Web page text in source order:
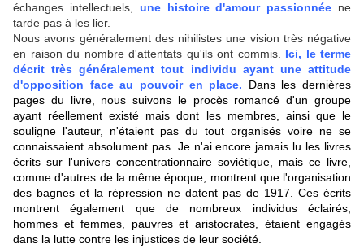
échanges intellectuels, une histoire d'amour passionnée ne
tarde pas à les lier.
Nous avons généralement des nihilistes une vision très négative
en raison du nombre d'attentats qu'ils ont commis. Ici, le terme
décrit très généralement tout individu ayant une attitude
d'opposition face au pouvoir en place. Dans les dernières
pages du livre, nous suivons le procès romancé d'un groupe
ayant réellement existé mais dont les membres, ainsi que le
souligne l'auteur, n'étaient pas du tout organisés voire ne se
connaissaient absolument pas. Je n'ai encore jamais lu les livres
écrits sur l'univers concentrationnaire soviétique, mais ce livre,
comme d'autres de la même époque, montrent que l'organisation
des bagnes et la répression ne datent pas de 1917. Ces écrits
montrent également que de nombreux individus éclairés,
hommes et femmes, pauvres et aristocrates, étaient engagés
dans la lutte contre les injustices de leur société.